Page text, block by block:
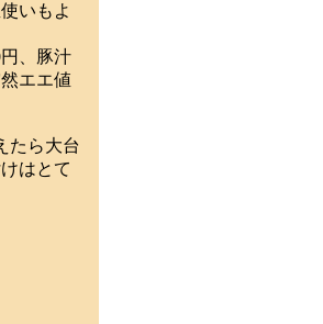
いもよ
、豚汁
エエ値
たら大台
はとて